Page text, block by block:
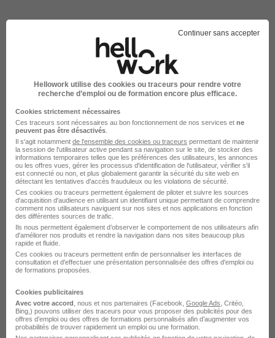
L'emploi par métier
Emploi Agent de maintenance industrielle
Emploi Chef de projet industrialisation
Emploi Conseiller technique
Emploi Expert technique
Emploi Ingénieur en méthode et industrialisation
Emploi Mécanicien industriel
Voir plus
L'emploi Responsable
performance industrielle dans
les autres villes
Continuer sans accepter
Hellowork utilise des cookies ou traceurs pour rendre votre
recherche d’emploi ou de formation encore plus efficace.
Cookies strictement nécessaires
Ces traceurs sont nécessaires au bon fonctionnement de nos services et ne
peuvent pas être désactivés
Il s'agit notamment de l'ensemble des cookies ou traceurs permettant de maintenir
la session de l'utilisateur active pendant sa navigation sur le site, de stocker des
informations temporaires telles que les préférences des utilisateurs, les annonces
ou les offres vues, gérer les processus d'identification de l'utilisateur, vérifier s'il
est connecté ou non, et plus globalement garantir la sécurité du site web en
détectant les tentatives d'accès frauduleux ou les violations de sécurité.
Ces cookies ou traceurs permettent également de piloter et suivre les sources
d'acquisition d'audience en utilisant un identifiant unique permettant de comprendre
comment nos utilisateurs naviguent sur nos sites et nos applications en fonction
des différentes sources de trafic.
Ils nous permettent également d’observer le comportement de nos utilisateurs afin
d'améliorer nos produits et rendre la navigation dans nos sites beaucoup plus
rapide et fluide.
Ces cookies ou traceurs permettent enfin de personnaliser les interfaces de
consultation et d'effectuer une présentation personnalisée des offres d'emploi ou
de formations proposées.
Cookies publicitaires
Avec votre accord , nous et nos partenaires (Facebook, Google Ads , Critéo,
Bing,) pouvons utiliser des traceurs pour vous proposer des publicités pour des
offres d’emploi ou des offres de formations personnalisés afin d’augmenter vos
probabilités de trouver rapidement un emploi ou une formation.